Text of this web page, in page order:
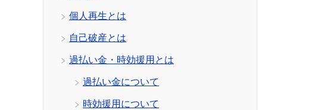
個人再生とは
自己破産とは
過払い金・時効援用とは
過払い金について
時効援用について